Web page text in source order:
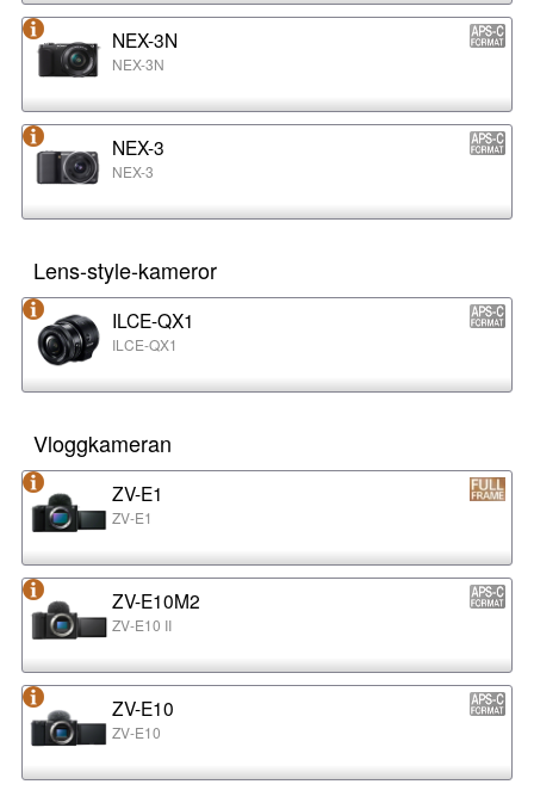
NEX-3N
NEX-3N
NEX-3
NEX-3
Lens-style-kameror
ILCE-QX1
ILCE-QX1
Vloggkameran
ZV-E1
ZV-E1
ZV-E10M2
ZV-E10 II
ZV-E10
ZV-E10